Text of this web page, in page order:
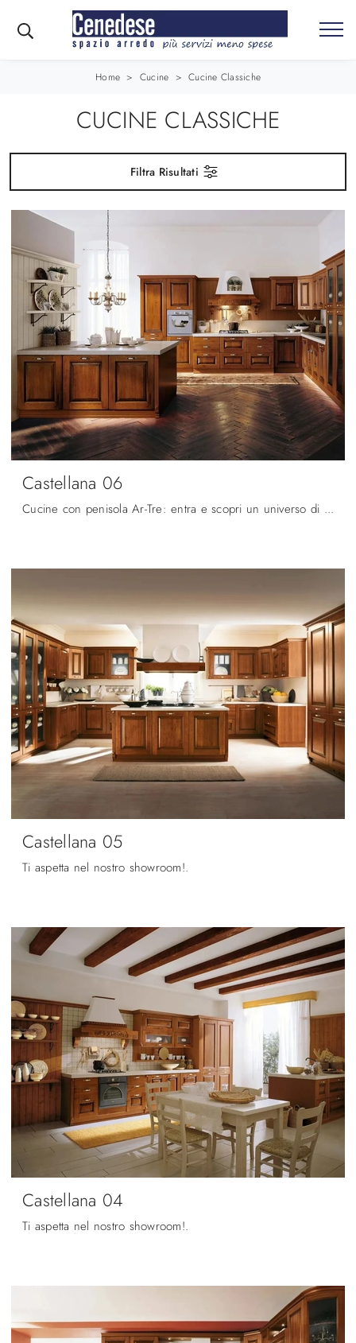
Home > Cucine > Cucine Classiche
CUCINE CLASSICHE
Filtra Risultati
Castellana 06
Cucine con penisola Ar-Tre: entra e scopri un universo di stile e design! La cucina convenzionale Castellana 06 ti sta aspettando.
Castellana 05
Ti aspetta nel nostro showroom!.
Castellana 04
Ti aspetta nel nostro showroom!.